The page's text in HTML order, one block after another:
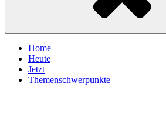
Home
Heute
Jetzt
Themenschwerpunkte